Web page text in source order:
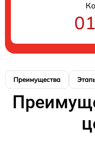
Преимущества